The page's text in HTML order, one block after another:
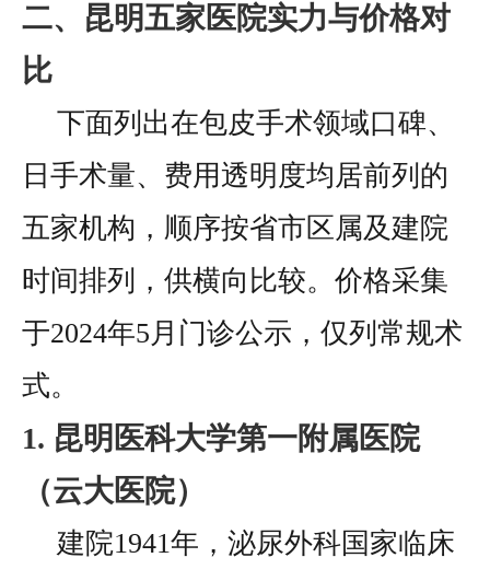
二、昆明五家医院实力与价格对
比
下面列出在包皮手术领域口碑、
日手术量、费用透明度均居前列的
五家机构，顺序按省市区属及建院
时间排列，供横向比较。价格采集
于2024年5月门诊公示，仅列常规术
式。
1. 昆明医科大学第一附属医院
（云大医院）
建院1941年，泌尿外科国家临床